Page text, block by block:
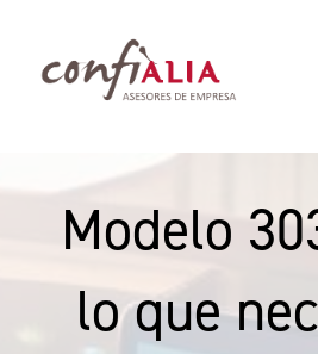
contenido
Modelo
lo que